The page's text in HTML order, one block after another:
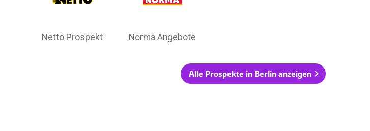
Netto Prospekt Norma Angebote
Alle Prospekte in Berlin anzeigen